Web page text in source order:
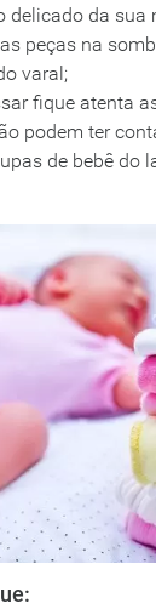
delicado da sua
peças na
varal;
fique atenta
podem ter
de bebê do